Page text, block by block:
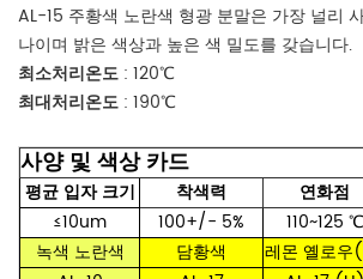
AL-15 주황색 노란색 형광 분말은 가장 널리
나이며 밝은 색상과 높은 색 밀도를 갖습니다.
최소처리온도 : 120℃
최대처리온도 : 190℃
사양 및 색상 카드
평균 입자 크기 착색력 연화점
≤10um
100+/- 5% 110~125 ℃
녹색 노란색
담황색 레몬 옐로우